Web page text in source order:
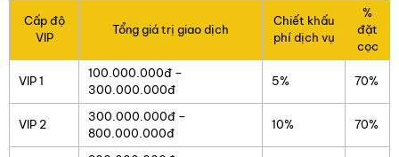
Cấp độ
VIP
Tổng giá trị giao dịch
Chiết khấu
phí dịch vụ
%
đặt
cọc
VIP 1
100.000.000đ –
300.000.000đ
5% 70%
VIP 2
300.000.000đ –
800.000.000đ
10% 70%